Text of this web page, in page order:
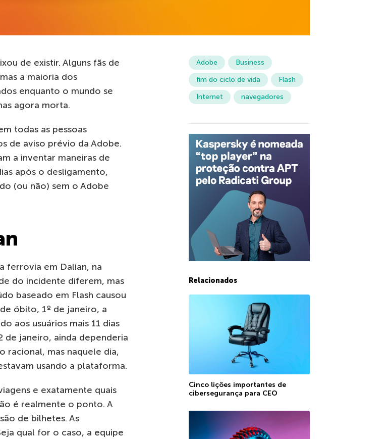
de existir. Alguns fãs de
a maioria dos
enquanto o mundo se
agora morta.
todas as pessoas
de aviso prévio da Adobe.
a inventar maneiras de
após o desligamento,
(ou não) sem o Adobe
ferrovia em Dalian, na
do incidente diferem, mas
baseado em Flash causou
óbito, 1º de janeiro, a
aos usuários mais 11 dias
de janeiro, ainda dependeria
racional, mas naquele dia,
usando a plataforma.
e exatamente quais
é realmente o ponto. A
de bilhetes. As
qual for o caso, a equipe
Adobe
Business
fim do ciclo de vida
Flash
Internet
navegadores
Relacionados
Cinco lições importantes de
cibersegurança para CEO